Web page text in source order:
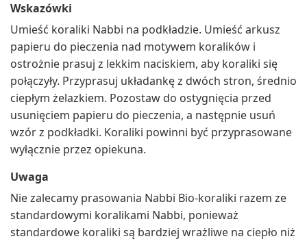
Wskazówki
Umieść koraliki Nabbi na podkładzie. Umieść arkusz
papieru do pieczenia nad motywem koralików i
ostrożnie prasuj z lekkim naciskiem, aby koraliki się
połączyły. Przyprasuj układankę z dwóch stron, średnio
ciepłym żelazkiem. Pozostaw do ostygnięcia przed
usunięciem papieru do pieczenia, a następnie usuń
wzór z podkładki. Koraliki powinni być przyprasowane
wyłącznie przez opiekuna.
Uwaga
Nie zalecamy prasowania Nabbi Bio-koraliki razem ze
standardowymi koralikami Nabbi, ponieważ
standardowe koraliki są bardziej wrażliwe na ciepło niż